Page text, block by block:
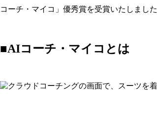
コーチ・マイコ」優秀賞を受賞いたしました
■AIコーチ・マイコとは